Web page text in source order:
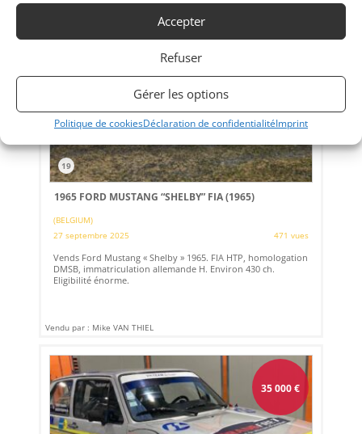
Accepter
Refuser
Gérer les options
Politique de cookiesDéclaration de confidentialitéImprint
19
1965 FORD MUSTANG “SHELBY” FIA (1965)
(BELGIUM)
27 septembre 2025
471 vues
Vends Ford Mustang « Shelby » 1965. FIA HTP, homologation
DMSB, immatriculation allemande H. Environ 430 ch.
Eligibilité énorme.
Vendu par : Mike VAN THIEL
35 000€